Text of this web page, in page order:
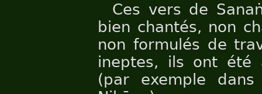
Ces vers de
bien chantés, non
non formulés de
ineptes, ils ont été
(par exemple dans